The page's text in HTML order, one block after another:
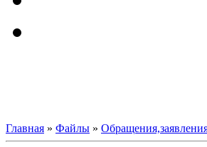
Главная » Файлы »